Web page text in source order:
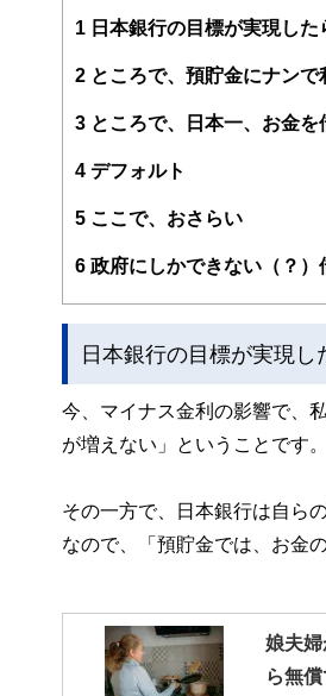
以上のリタイアメント層
1 日本銀行の目標が実現し
2 ところで、預貯金にナンで
3 ところで、日本一、お金を
4 デフォルト
5 ここで、おさらい
6 政府にしかできない（？）
日本銀行の目標が実現し
今、マイナス金利の影響で、
が増えない」ということです。
その一方で、日本銀行は自ら
なので、「預貯金では、お金
娘夫
ら無